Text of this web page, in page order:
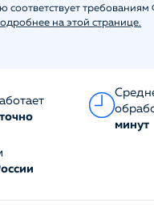
соответствует
на этой странице.
минут